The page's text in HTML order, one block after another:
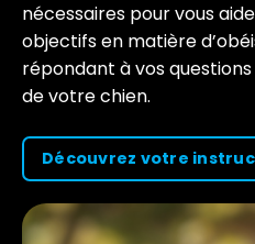
nécessaires pour vous
objectifs en matière
répondant à vos
de votre chien.
Découvrez votre